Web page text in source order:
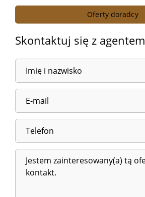
Oferty doradcy
Skontaktuj się z agentem